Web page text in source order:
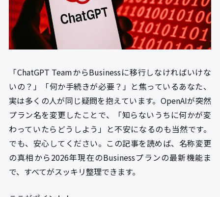
「ChatGPT TeamからBusinessに移行しなければいけな
いの？」「何か手続きが必要？」と焦っているあなた、
実は多くの人が同じ疑問を抱えています。OpenAIが突然
プラン名を変更したことで、「知らないうちに何かが変
わっていたらどうしよう」と不安になるのも当然です。
でも、安心してください。この記事を読めば、名称変更
の真相から2026年現在のBusinessプランの最新機能ま
で、すべてがスッキリ整理できます。